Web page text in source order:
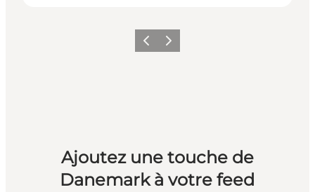
PrécédentSuivant
Ajoutez une touche de
Danemark à votre feed